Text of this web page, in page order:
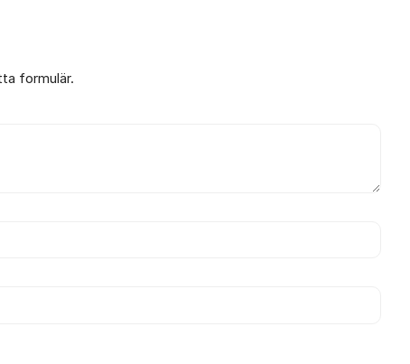
formulär.